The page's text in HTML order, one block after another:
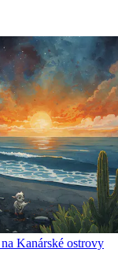
Kanárské ostrovy